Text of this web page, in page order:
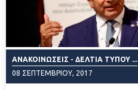
ΑΝΑΚΟΙΝΏΣΕΙΣ - ΔΕΛΤΊΑ ΤΎΠΟΥ ...
08 ΣΕΠΤΕΜΒΡΊΟΥ, 2017